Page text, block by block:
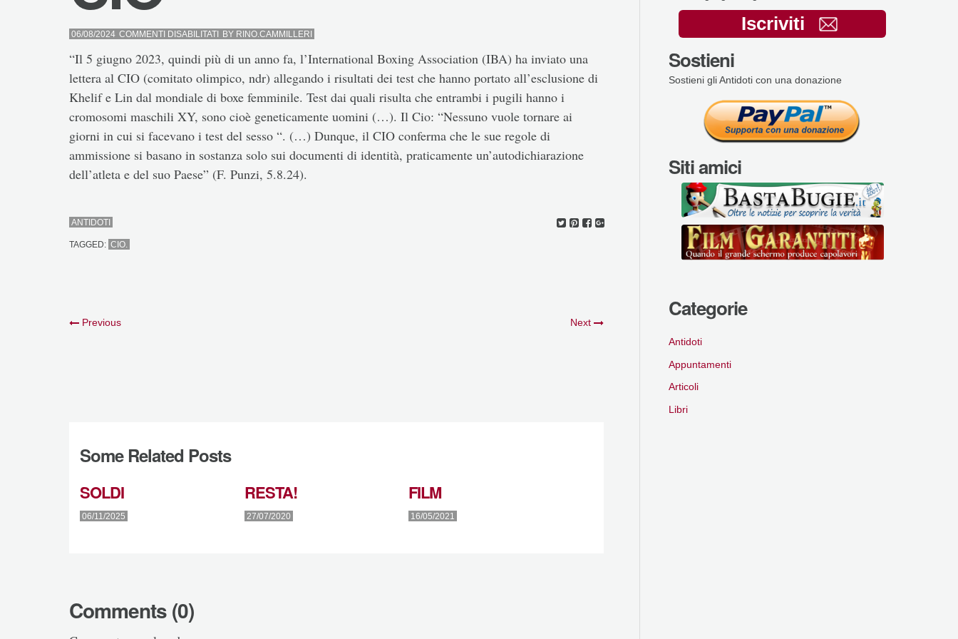
06/08/2024 COMMENTI DISABILITATISUBY RINO.CAMMILLERI
“Il 5 giugno 2023, quindi più di un anno fa, l’International Boxing Association (IBA) ha inviato una
lettera al CIO (comitato olimpico, ndr) allegando i risultati dei test che hanno portato all’esclusione di
Khelif e Lin dal mondiale di boxe femminile. Test dai quali risulta che entrambi i pugili hanno i
cromosomi maschili XY, sono cioè geneticamente uomini (…). Il Cio: “Nessuno vuole tornare ai
giorni in cui si facevano i test del sesso “. (…) Dunque, il CIO conferma che le sue regole di
ammissione si basano in sostanza solo sui documenti di identità, praticamente un’autodichiarazione
dell’atleta e del suo Paese” (F. Punzi, 5.8.24).
ANTIDOTI
TAGGED: CIO.
Previous Next
Some Related Posts
SOLDI
06/11/2025
RESTA!
27/07/2020
FILM
16/05/2021
Comments (0)
Iscriviti
Sostieni
Sostieni gli Antidoti con una donazione
Siti amici
Categorie
Antidoti
Appuntamenti
Articoli
Libri